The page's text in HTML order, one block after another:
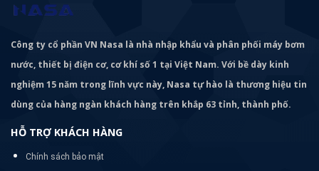
Công ty cổ phần VN Nasa là nhà nhập khẩu và phân phối máy bơm
nước, thiết bị điện cơ, cơ khí số 1 tại Việt Nam. Với bề dày kinh
nghiệm 15 năm trong lĩnh vực này, Nasa tự hào là thương hiệu tin
dùng của hàng ngàn khách hàng trên khắp 63 tỉnh, thành phố.
HỖ TRỢ KHÁCH HÀNG
Chính sách bảo mật